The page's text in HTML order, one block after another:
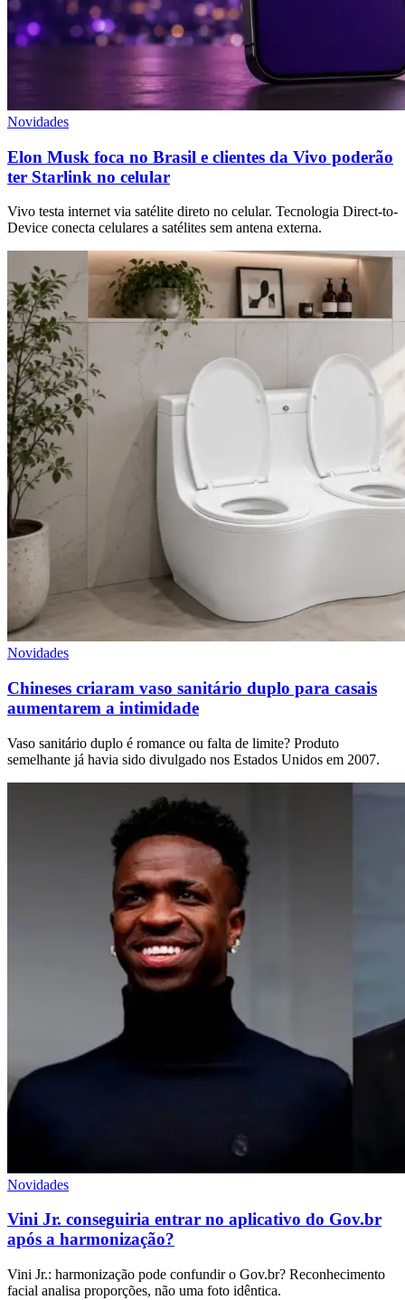
Novidades
Elon Musk foca no Brasil e clientes da Vivo poderão
ter Starlink no celular
Vivo testa internet via satélite direto no celular. Tecnologia Direct-to-
Device conecta celulares a satélites sem antena externa.
Novidades
Chineses criaram vaso sanitário duplo para casais
aumentarem a intimidade
Vaso sanitário duplo é romance ou falta de limite? Produto
semelhante já havia sido divulgado nos Estados Unidos em 2007.
Novidades
Vini Jr. conseguiria entrar no aplicativo do Gov.br
após a harmonização?
Vini Jr.: harmonização pode confundir o Gov.br? Reconhecimento
facial analisa proporções, não uma foto idêntica.